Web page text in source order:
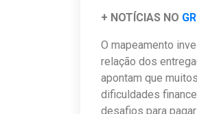
+ NOTÍCIAS NO
O mapeamento
relação dos
apontam que
dificuldades
desafios para